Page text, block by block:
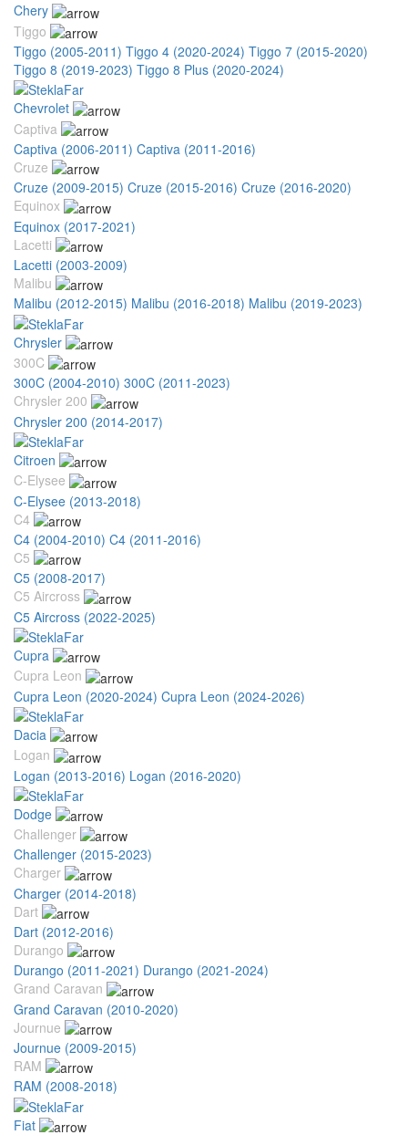
Chery
Tiggo
Tiggo (2005-2011) Tiggo 4 (2020-2024) Tiggo 7 (2015-2020)
Tiggo 8 (2019-2023) Tiggo 8 Plus (2020-2024)
Chevrolet
Captiva
Captiva (2006-2011) Captiva (2011-2016)
Cruze
Cruze (2009-2015) Cruze (2015-2016) Cruze (2016-2020)
Equinox
Equinox (2017-2021)
Lacetti
Lacetti (2003-2009)
Malibu
Malibu (2012-2015) Malibu (2016-2018) Malibu (2019-2023)
Chrysler
300C
300C (2004-2010) 300C (2011-2023)
Chrysler 200
Chrysler 200 (2014-2017)
Citroen
C-Elysee
C-Elysee (2013-2018)
C4
C4 (2004-2010) C4 (2011-2016)
C5
C5 (2008-2017)
C5 Aircross
C5 Aircross (2022-2025)
Cupra
Cupra Leon
Cupra Leon (2020-2024) Cupra Leon (2024-2026)
Dacia
Logan
Logan (2013-2016) Logan (2016-2020)
Dodge
Challenger
Challenger (2015-2023)
Charger
Charger (2014-2018)
Dart
Dart (2012-2016)
Durango
Durango (2011-2021) Durango (2021-2024)
Grand Caravan
Grand Caravan (2010-2020)
Journue
Journue (2009-2015)
RAM
RAM (2008-2018)
Fiat